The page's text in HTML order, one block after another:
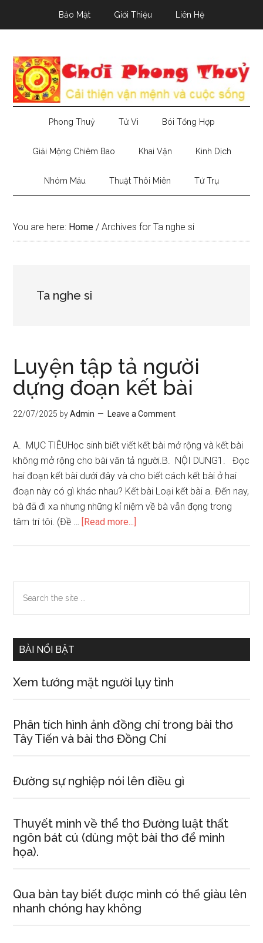
Bảo Mật Giới Thiệu Liên Hệ
Phong Thuỷ Tử Vi Bói Tổng Hợp
Giải Mộng Chiêm Bao Khai Vận Kinh Dịch
Nhóm Máu Thuật Thôi Miên Tứ Trụ
You are here: Home / Archives for Ta nghe si
Ta nghe si
Luyện tập tả người
dựng đoạn kết bài
22/07/2025 byAdmin Leave a Comment
A. MỤC TIÊUHọc sinh biết viết kết bài mở rộng và kết bài
không mở rộng cho bài văn tả người.B. NỘI DUNG1. Đọc
hai đoạn kết bài dưới đây và cho biết cách kết bài ở hai
đoạn này có gì khác nhau? Kết bài Loại kết bài a. Đến nay,
bà đã đi xa nhưng những kỉ niệm về bà vẫn đọng trong
tâm trí tôi. (Đề … [Read more...]
người
đoạn
Primary
Sidebar
the
BÀI NỔI BẬT
Xem tướng mặt người lụy tình
Phân tích hình ảnh đồng chí trong bài thơ
Tây Tiến và bài thơ Đồng Chí
Đường sự nghiệp nói lên điều gì
Thuyết minh về thể thơ Đường luật thất
ngôn bát cú (dùng một bài thơ để minh
họa).
Qua bàn tay biết được mình có thể giàu lên
nhanh chóng hay không